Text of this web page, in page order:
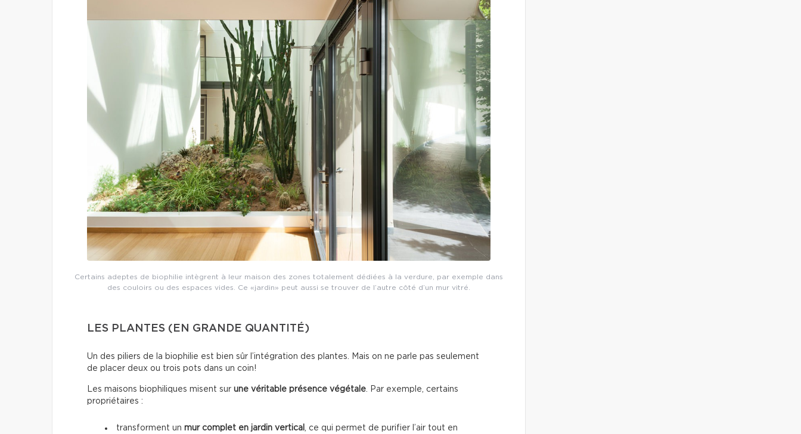
Certains adeptes de biophilie intègrent à leur maison des zones totalement dédiées à la verdure, par exemple dans
des couloirs ou des espaces vides. Ce «jardin» peut aussi se trouver de l’autre côté d’un mur vitré.
LES PLANTES (EN GRANDE QUANTITÉ)
Un des piliers de la biophilie est bien sûr l’intégration des plantes. Mais on ne parle pas seulement
de placer deux ou trois pots dans un coin!
Les maisons biophiliques misent sur une véritable présence végétale . Par exemple, certains
propriétaires :
transforment un mur complet en jardin vertical
, ce qui permet de purifier l’air tout en